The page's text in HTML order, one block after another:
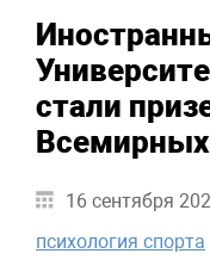
стали
Всемирных
16 сентября
психология спорта